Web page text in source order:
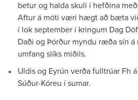
betur og halda skuli í hefðina
Aftur á móti væri hægt að bæta
í lok september í kringum Dag
Daði og Þórður myndu ræða sín á
umfang slíks miðils.
Uldis og Eyrún verða fulltrúar Fh
Súður-Kóreu í sumar.